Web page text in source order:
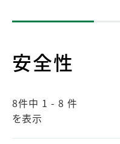
安全性
8件中 1 - 8 件
を表示